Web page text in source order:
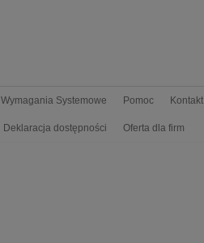
Wymagania Systemowe Pomoc Kontakt
Deklaracja dostępności Oferta dla firm